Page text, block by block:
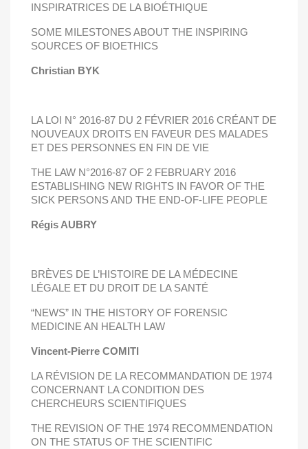
INSPIRATRICES DE LA BIOÉTHIQUE
SOME MILESTONES ABOUT THE INSPIRING
SOURCES OF BIOETHICS
Christian BYK
LA LOI N° 2016-87 DU 2 FÉVRIER 2016 CRÉANT DE
NOUVEAUX DROITS EN FAVEUR DES MALADES
ET DES PERSONNES EN FIN DE VIE
THE LAW N°2016-87 OF 2 FEBRUARY 2016
ESTABLISHING NEW RIGHTS IN FAVOR OF THE
SICK PERSONS AND THE END-OF-LIFE PEOPLE
Régis AUBRY
BRÈVES DE L’HISTOIRE DE LA MÉDECINE
LÉGALE ET DU DROIT DE LA SANTÉ
“NEWS” IN THE HISTORY OF FORENSIC
MEDICINE AN HEALTH LAW
Vincent-Pierre COMITI
LA RÉVISION DE LA RECOMMANDATION DE 1974
CONCERNANT LA CONDITION DES
CHERCHEURS SCIENTIFIQUES
THE REVISION OF THE 1974 RECOMMENDATION
ON THE STATUS OF THE SCIENTIFIC